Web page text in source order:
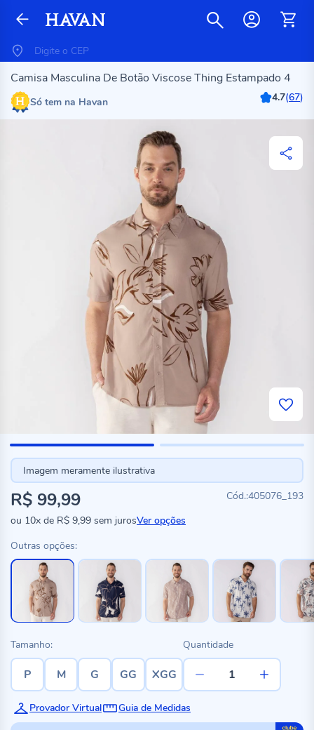
Camisa Masculina De Botão Viscose Thing Estampado 4
Só tem na Havan 4.7(67)
Imagem meramente ilustrativa
405076_193
R$ 99,99
ou 10x de R$ 9,99 sem jurosVer opções
Outras opções:
Tamanho:
P M G GG XGG
Quantidade
Provador Virtual Guia de Medidas